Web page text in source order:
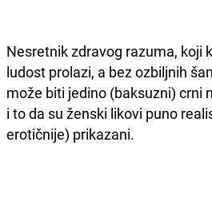
Nesretnik zdravog razuma, koji
ludost prolazi, a bez ozbiljnih
može biti jedino (baksuzni) crni
i to da su ženski likovi puno
erotičnije) prikazani.